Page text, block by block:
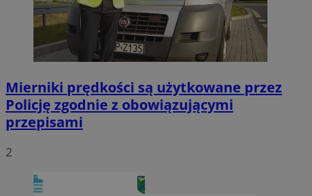
Mierniki prędkości są użytkowane przez
Policję zgodnie z obowiązującymi
przepisami
2